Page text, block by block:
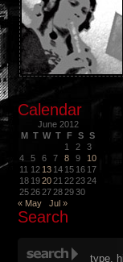
Calendar
June 2012
M T W T F S
S
1
2
3
4
5 6 7 8 9
10
11 12 13 14 15 16 17
18 192021 222324
252627282930
« May
Jul »
Search